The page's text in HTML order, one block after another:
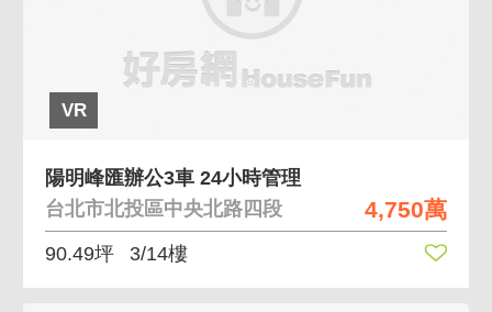
VR
4,750萬
陽明峰匯辦公3車 24小時管理
台北市北投區中央北路四段
90.49坪 3/14樓